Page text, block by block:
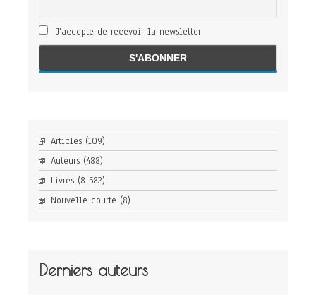
J'accepte de recevoir la newsletter.
Articles (109)
Auteurs (488)
Livres (8 582)
Nouvelle courte (8)
Derniers auteurs